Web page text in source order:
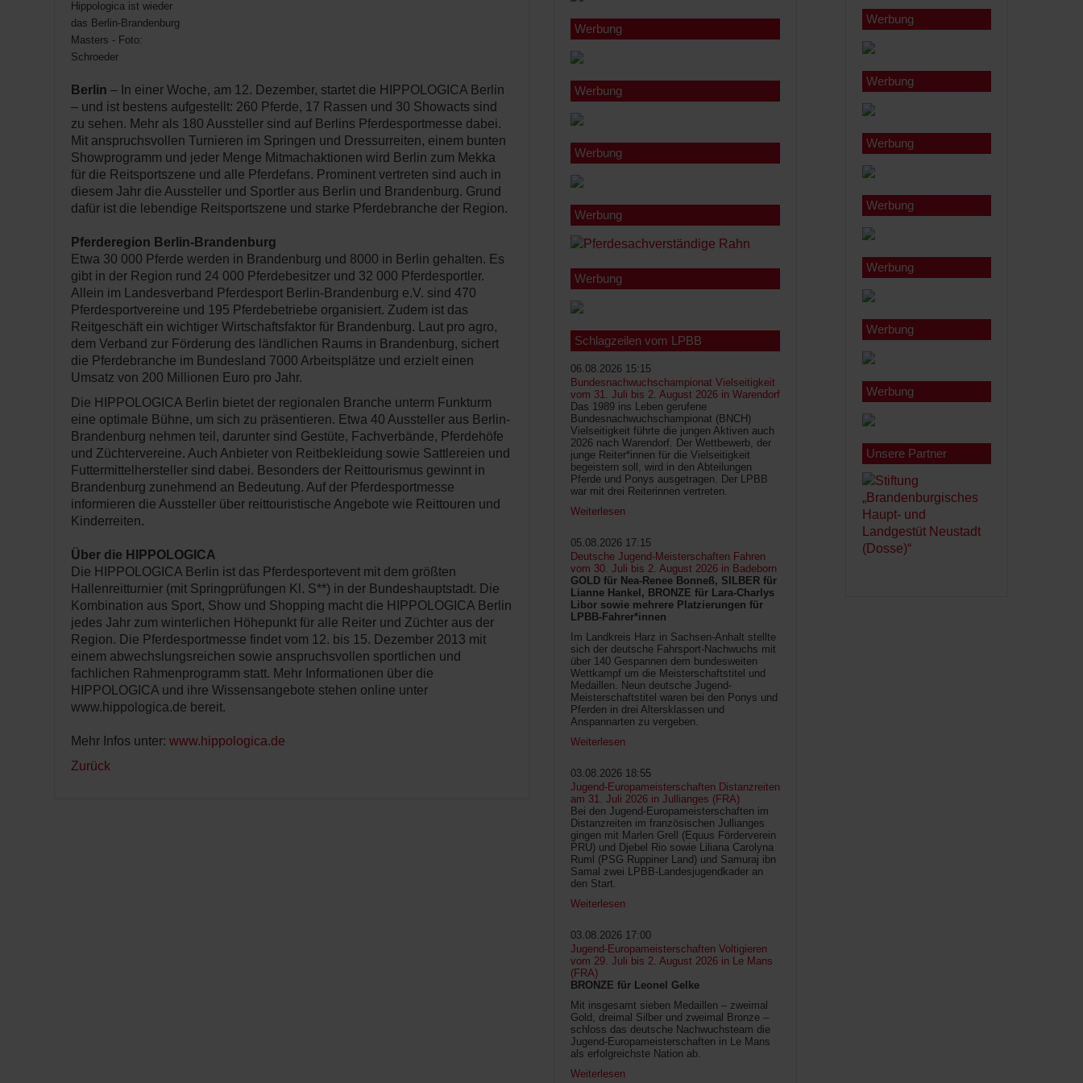
Hippologica ist wieder
das Berlin-Brandenburg
Masters - Foto:
Schroeder
Berlin – In einer Woche, am 12. Dezember, startet die HIPPOLOGICA Berlin
– und ist bestens aufgestellt: 260 Pferde, 17 Rassen und 30 Showacts sind
zu sehen. Mehr als 180 Aussteller sind auf Berlins Pferdesportmesse dabei.
Mit anspruchsvollen Turnieren im Springen und Dressurreiten, einem bunten
Showprogramm und jeder Menge Mitmachaktionen wird Berlin zum Mekka
für die Reitsportszene und alle Pferdefans. Prominent vertreten sind auch in
diesem Jahr die Aussteller und Sportler aus Berlin und Brandenburg. Grund
dafür ist die lebendige Reitsportszene und starke Pferdebranche der Region.
Pferderegion Berlin-Brandenburg
Etwa 30 000 Pferde werden in Brandenburg und 8000 in Berlin gehalten. Es
gibt in der Region rund 24 000 Pferdebesitzer und 32 000 Pferdesportler.
Allein im Landesverband Pferdesport Berlin-Brandenburg e.V. sind 470
Pferdesportvereine und 195 Pferdebetriebe organisiert. Zudem ist das
Reitgeschäft ein wichtiger Wirtschaftsfaktor für Brandenburg. Laut pro agro,
dem Verband zur Förderung des ländlichen Raums in Brandenburg, sichert
die Pferdebranche im Bundesland 7000 Arbeitsplätze und erzielt einen
Umsatz von 200 Millionen Euro pro Jahr.
Die HIPPOLOGICA Berlin bietet der regionalen Branche unterm Funkturm
eine optimale Bühne, um sich zu präsentieren. Etwa 40 Aussteller aus Berlin-
Brandenburg nehmen teil, darunter sind Gestüte, Fachverbände, Pferdehöfe
und Züchtervereine. Auch Anbieter von Reitbekleidung sowie Sattlereien und
Futtermittelhersteller sind dabei. Besonders der Reittourismus gewinnt in
Brandenburg zunehmend an Bedeutung. Auf der Pferdesportmesse
informieren die Aussteller über reittouristische Angebote wie Reittouren und
Kinderreiten.
Über die HIPPOLOGICA
Die HIPPOLOGICA Berlin ist das Pferdesportevent mit dem größten
Hallenreitturnier (mit Springprüfungen Kl. S**) in der Bundeshauptstadt. Die
Kombination aus Sport, Show und Shopping macht die HIPPOLOGICA Berlin
jedes Jahr zum winterlichen Höhepunkt für alle Reiter und Züchter aus der
Region. Die Pferdesportmesse findet vom 12. bis 15. Dezember 2013 mit
einem abwechslungsreichen sowie anspruchsvollen sportlichen und
fachlichen Rahmenprogramm statt. Mehr Informationen über die
HIPPOLOGICA und ihre Wissensangebote stehen online unter
www.hippologica.de bereit.
Mehr Infos unter: www.hippologica.de
Zurück
Werbung
Werbung
Werbung
Werbung
Werbung
Schlagzeilen vom LPBB
06.08.2026 15:15
Bundesnachwuchschampionat Vielseitigkeit
vom 31. Juli bis 2. August 2026 in Warendorf
Das 1989 ins Leben gerufene
Bundesnachwuchschampionat (BNCH)
Vielseitigkeit führte die jungen Aktiven auch
2026 nach Warendorf. Der Wettbewerb, der
junge Reiter*innen für die Vielseitigkeit
begeistern soll, wird in den Abteilungen
Pferde und Ponys ausgetragen. Der LPBB
war mit drei Reiterinnen vertreten.
Weiterlesen
05.08.2026 17:15
Deutsche Jugend-Meisterschaften Fahren
vom 30. Juli bis 2. August 2026 in Badeborn
GOLD für Nea-Renee Bonneß, SILBER für
Lianne Hankel, BRONZE für Lara-Charlys
Libor sowie mehrere Platzierungen für
LPBB-Fahrer*innen
Im Landkreis Harz in Sachsen-Anhalt stellte
sich der deutsche Fahrsport-Nachwuchs mit
über 140 Gespannen dem bundesweiten
Wettkampf um die Meisterschaftstitel und
Medaillen. Neun deutsche Jugend-
Meisterschaftstitel waren bei den Ponys und
Pferden in drei Altersklassen und
Anspannarten zu vergeben.
Weiterlesen
03.08.2026 18:55
Jugend-Europameisterschaften Distanzreiten
am 31. Juli 2026 in Jullianges (FRA)
Bei den Jugend-Europameisterschaften im
Distanzreiten im französischen Jullianges
gingen mit Marlen Grell (Equus Förderverein
PRU) und Djebel Rio sowie Liliana Carolyna
Ruml (PSG Ruppiner Land) und Samuraj ibn
Samal zwei LPBB-Landesjugendkader an
den Start.
Weiterlesen
03.08.2026 17:00
Jugend-Europameisterschaften Voltigieren
vom 29. Juli bis 2. August 2026 in Le Mans
(FRA)
BRONZE für Leonel Gelke
Mit insgesamt sieben Medaillen – zweimal
Gold, dreimal Silber und zweimal Bronze –
schloss das deutsche Nachwuchsteam die
Jugend-Europameisterschaften in Le Mans
als erfolgreichste Nation ab.
Weiterlesen
Werbung
Werbung
Werbung
Werbung
Werbung
Werbung
Werbung
Unsere Partner